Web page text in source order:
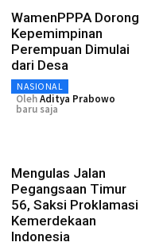
WamenPPPA Dorong
Kepemimpinan
Perempuan Dimulai
dari Desa
NASIONAL
OlehAditya Prabowo
baru saja
Mengulas Jalan
Pegangsaan Timur
56, Saksi Proklamasi
Kemerdekaan
Indonesia